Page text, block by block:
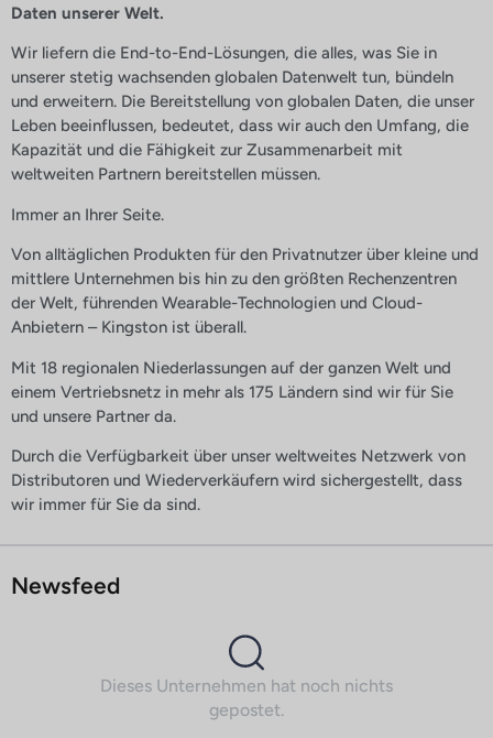
Daten unserer Welt.
Wir liefern die End-to-End-Lösungen, die alles, was Sie in
unserer stetig wachsenden globalen Datenwelt tun, bündeln
und erweitern. Die Bereitstellung von globalen Daten, die unser
Leben beeinflussen, bedeutet, dass wir auch den Umfang, die
Kapazität und die Fähigkeit zur Zusammenarbeit mit
weltweiten Partnern bereitstellen müssen.
Immer an Ihrer Seite.
Von alltäglichen Produkten für den Privatnutzer über kleine und
mittlere Unternehmen bis hin zu den größten Rechenzentren
der Welt, führenden Wearable-Technologien und Cloud-
Anbietern – Kingston ist überall.
Mit 18 regionalen Niederlassungen auf der ganzen Welt und
einem Vertriebsnetz in mehr als 175 Ländern sind wir für Sie
und unsere Partner da.
Durch die Verfügbarkeit über unser weltweites Netzwerk von
Distributoren und Wiederverkäufern wird sichergestellt, dass
wir immer für Sie da sind.
Newsfeed
Dieses Unternehmen hat noch nichts
gepostet.